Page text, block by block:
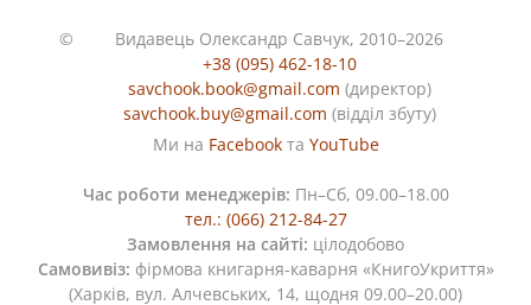
©
Видавець Олександр Савчук, 2010–2026
+38 (095) 462-18-10
savchook.book@gmail.com (директор)
savchook.buy@gmail.com (відділ збуту)
Ми на Facebookта YouTube
Час роботи менеджерів: Пн–Сб, 09.00–18.00
тел.: (066) 212-84-27
Замовлення на сайті: цілодобово
Самовивіз: фірмова книгарня-каварня «КнигоУкриття»
(Харків, вул. Алчевських, 14, щодня 09.00–20.00)